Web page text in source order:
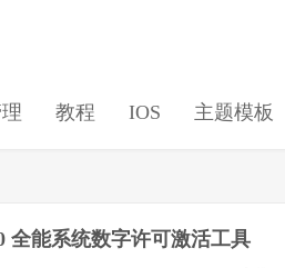
教程 IOS 主题模板
全能系统数字许可激活工具